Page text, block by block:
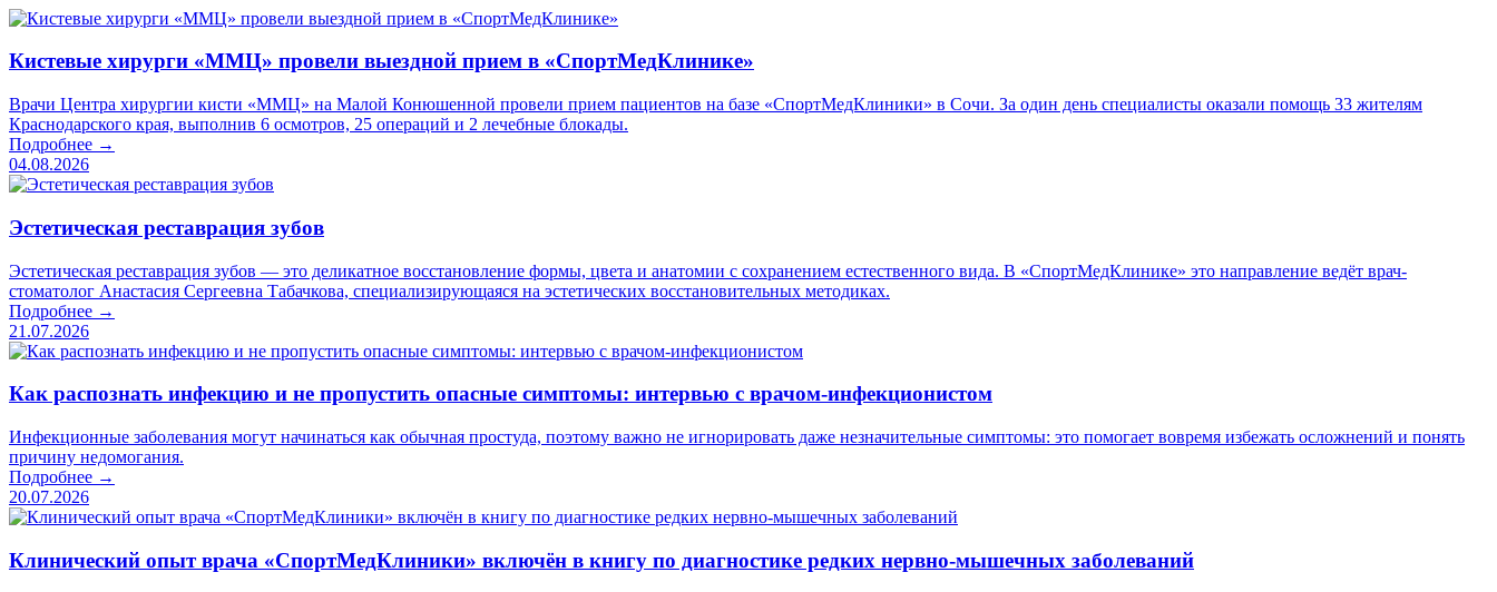
Кистевые хирурги «ММЦ» провели выездной прием в «СпортМедКлинике»
Врачи Центра хирургии кисти «ММЦ» на Малой Конюшенной провели прием пациентов на базе «СпортМедКлиники» в Сочи. За один день специалисты оказали помощь 33 жителям
Краснодарского края, выполнив 6 осмотров, 25 операций и 2 лечебные блокады.
Подробнее →
04.08.2026
Эстетическая реставрация зубов
Эстетическая реставрация зубов — это деликатное восстановление формы, цвета и анатомии с сохранением естественного вида. В «СпортМедКлинике» это направление ведёт врач-
стоматолог Анастасия Сергеевна Табачкова, специализирующаяся на эстетических восстановительных методиках.
Подробнее →
21.07.2026
Как распознать инфекцию и не пропустить опасные симптомы: интервью с врачом-инфекционистом
Инфекционные заболевания могут начинаться как обычная простуда, поэтому важно не игнорировать даже незначительные симптомы: это помогает вовремя избежать осложнений и понять
причину недомогания.
Подробнее →
20.07.2026
Клинический опыт врача «СпортМедКлиники» включён в книгу по диагностике редких нервно-мышечных заболеваний